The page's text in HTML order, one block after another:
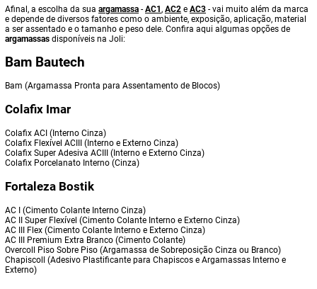
Afinal, a escolha da sua argamassa - AC1 , AC2 e AC3 - vai muito além da marca
e depende de diversos fatores como o ambiente, exposição, aplicação, material
a ser assentado e o tamanho e peso dele. Confira aqui algumas opções de
argamassas disponíveis na Joli:
Bam Bautech
Bam (Argamassa Pronta para Assentamento de Blocos)
Colafix Imar
Colafix ACI (Interno Cinza)
Colafix Flexível ACIII (Interno e Externo Cinza)
Colafix Super Adesiva ACIII (Interno e Externo Cinza)
Colafix Porcelanato Interno (Cinza)
Fortaleza Bostik
AC I (Cimento Colante Interno Cinza)
AC II Super Flexível (Cimento Colante Interno e Externo Cinza)
AC III Flex (Cimento Colante Interno e Externo Cinza)
AC III Premium Extra Branco (Cimento Colante)
Overcoll Piso Sobre Piso (Argamassa de Sobreposição Cinza ou Branco)
Chapiscoll (Adesivo Plastificante para Chapiscos e Argamassas Interno e
Externo)